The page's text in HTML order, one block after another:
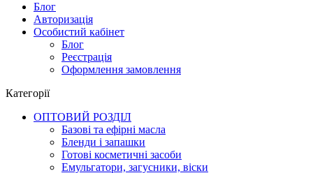
Блог
Авторизація
Особистий кабінет
Блог
Реєстрація
Оформлення замовлення
Категорії
ОПТОВИЙ РОЗДІЛ
Базові та ефірні масла
Бленди і запашки
Готові косметичні засоби
Емульгатори, загусники, віски